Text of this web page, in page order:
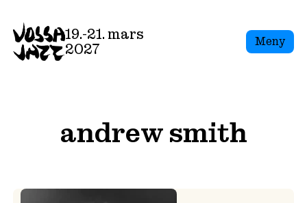
to
content
19.-21. mars
2027
Meny
andrew smith